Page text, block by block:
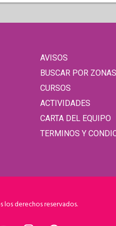
AVISOS
BUSCAR POR ZONAS
CURSOS
ACTIVIDADES
CARTA DEL EQUIPO
TERMINOS Y
los derechos reservados.